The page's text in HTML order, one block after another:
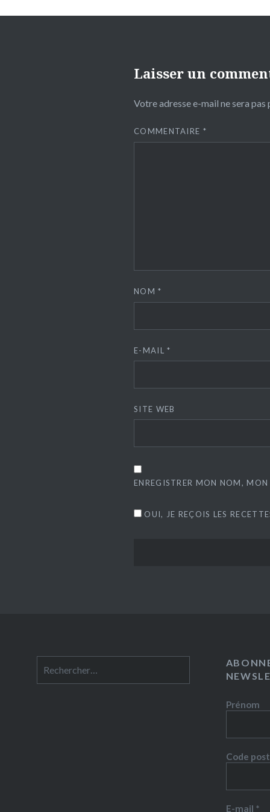
Laisser un
Votre adresse e-mail ne sera pas
COMMENTAIRE *
NOM*
E-MAIL*
SITE WEB
ENREGISTRER MON NOM,
OUI, JE REÇOIS LES
Prénom
Code
E-mail *